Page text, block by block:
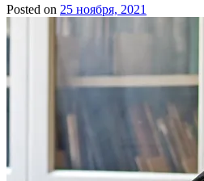
Posted on 25 ноября, 2021